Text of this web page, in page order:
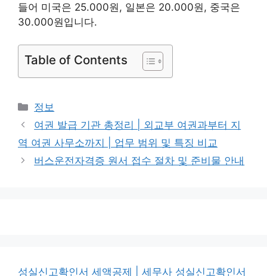
들어 미국은 25.000원, 일본은 20.000원, 중국은
30.000원입니다.
Table of Contents
카
테
리
정보
여권 발급 기관 총정리 | 외교부 여권과부터 지
역 여권 사무소까지 | 업무 범위 및 특징 비교
버스운전자격증 원서 접수 절차 및 준비물 안내
성실신고확인서 세액공제 | 세무사 성실신고확인서